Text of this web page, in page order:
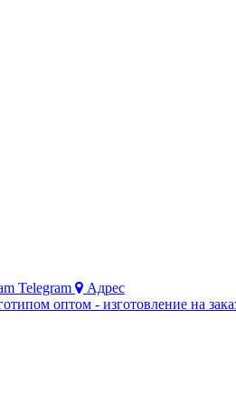
Telegram Адрес